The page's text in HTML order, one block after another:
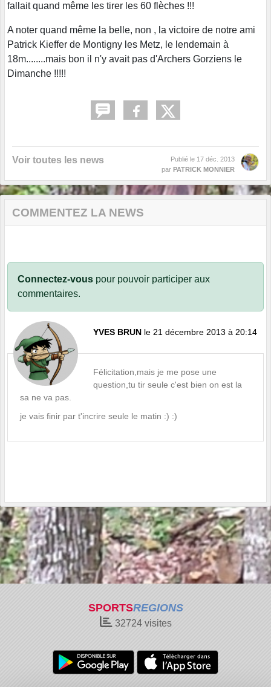
fallait quand même les tirer les 60 flèches !!!
A noter quand même la belle, non , la victoire de notre ami
Patrick Kieffer de Montigny les Metz, le lendemain à
18m........mais bon il n'y avait pas d'Archers Gorziens le
Dimanche !!!!!
Voir toutes les news Publié le 17 déc. 2013
par PATRICK MONNIER
COMMENTEZ LA NEWS
Connectez-vous pour pouvoir participer aux
commentaires.
YVES BRUN le 21 décembre 2013 à 20:14
Félicitation,mais je me pose une
question,tu tir seule c'est bien on est la
sa ne va pas.
je vais finir par t'incrire seule le matin :) :)
SPORTSREGIONS
32724visites